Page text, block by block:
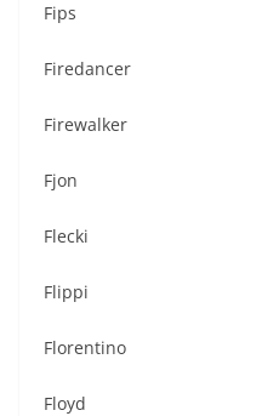
Fips
Firedancer
Firewalker
Fjon
Flecki
Flippi
Florentino
Floyd